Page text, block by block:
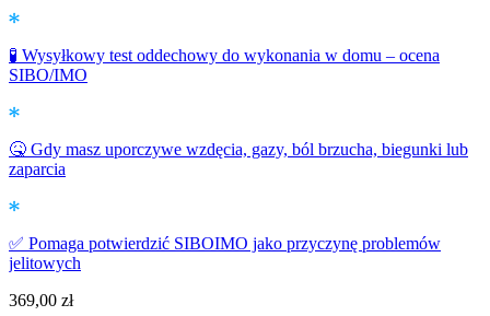
🧪 Wysyłkowy test oddechowy do wykonania w domu – ocena
SIBO/IMO
🤒 Gdy masz uporczywe wzdęcia, gazy, ból brzucha, biegunki lub
zaparcia
✅ Pomaga potwierdzić SIBOIMO jako przyczynę problemów
jelitowych
369,00 zł